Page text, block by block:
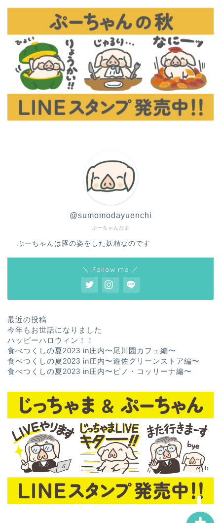
ぷーちゃんだよ
@sumomodayuenchi
ぷーちゃんは豚の姿をした妖精なのです
＼ Follow me ／
最近の投稿
今年もお世話になりました
ハッピーハロウィン！！
食べつくしの夏2023 in庄内〜尾川園カフェ編〜
食べつくしの夏2023 in庄内〜遊佐グリーンストア編〜
食べつくしの夏2023 in庄内〜ピノ・コッリーナ編〜
ホーム
お問い合わせ